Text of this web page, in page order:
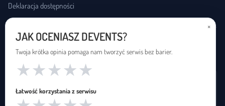
Deklaracja dostępności
USŁUGI DOSTĘPNOŚCI
Zapętleni · zapetleni.pl
×
JAK OCENIASZ DEVENTS?
Twoja krótka opinia pomaga nam tworzyć serwis bez barier.
★
★
★
★
★
Łatwość korzystania z serwisu